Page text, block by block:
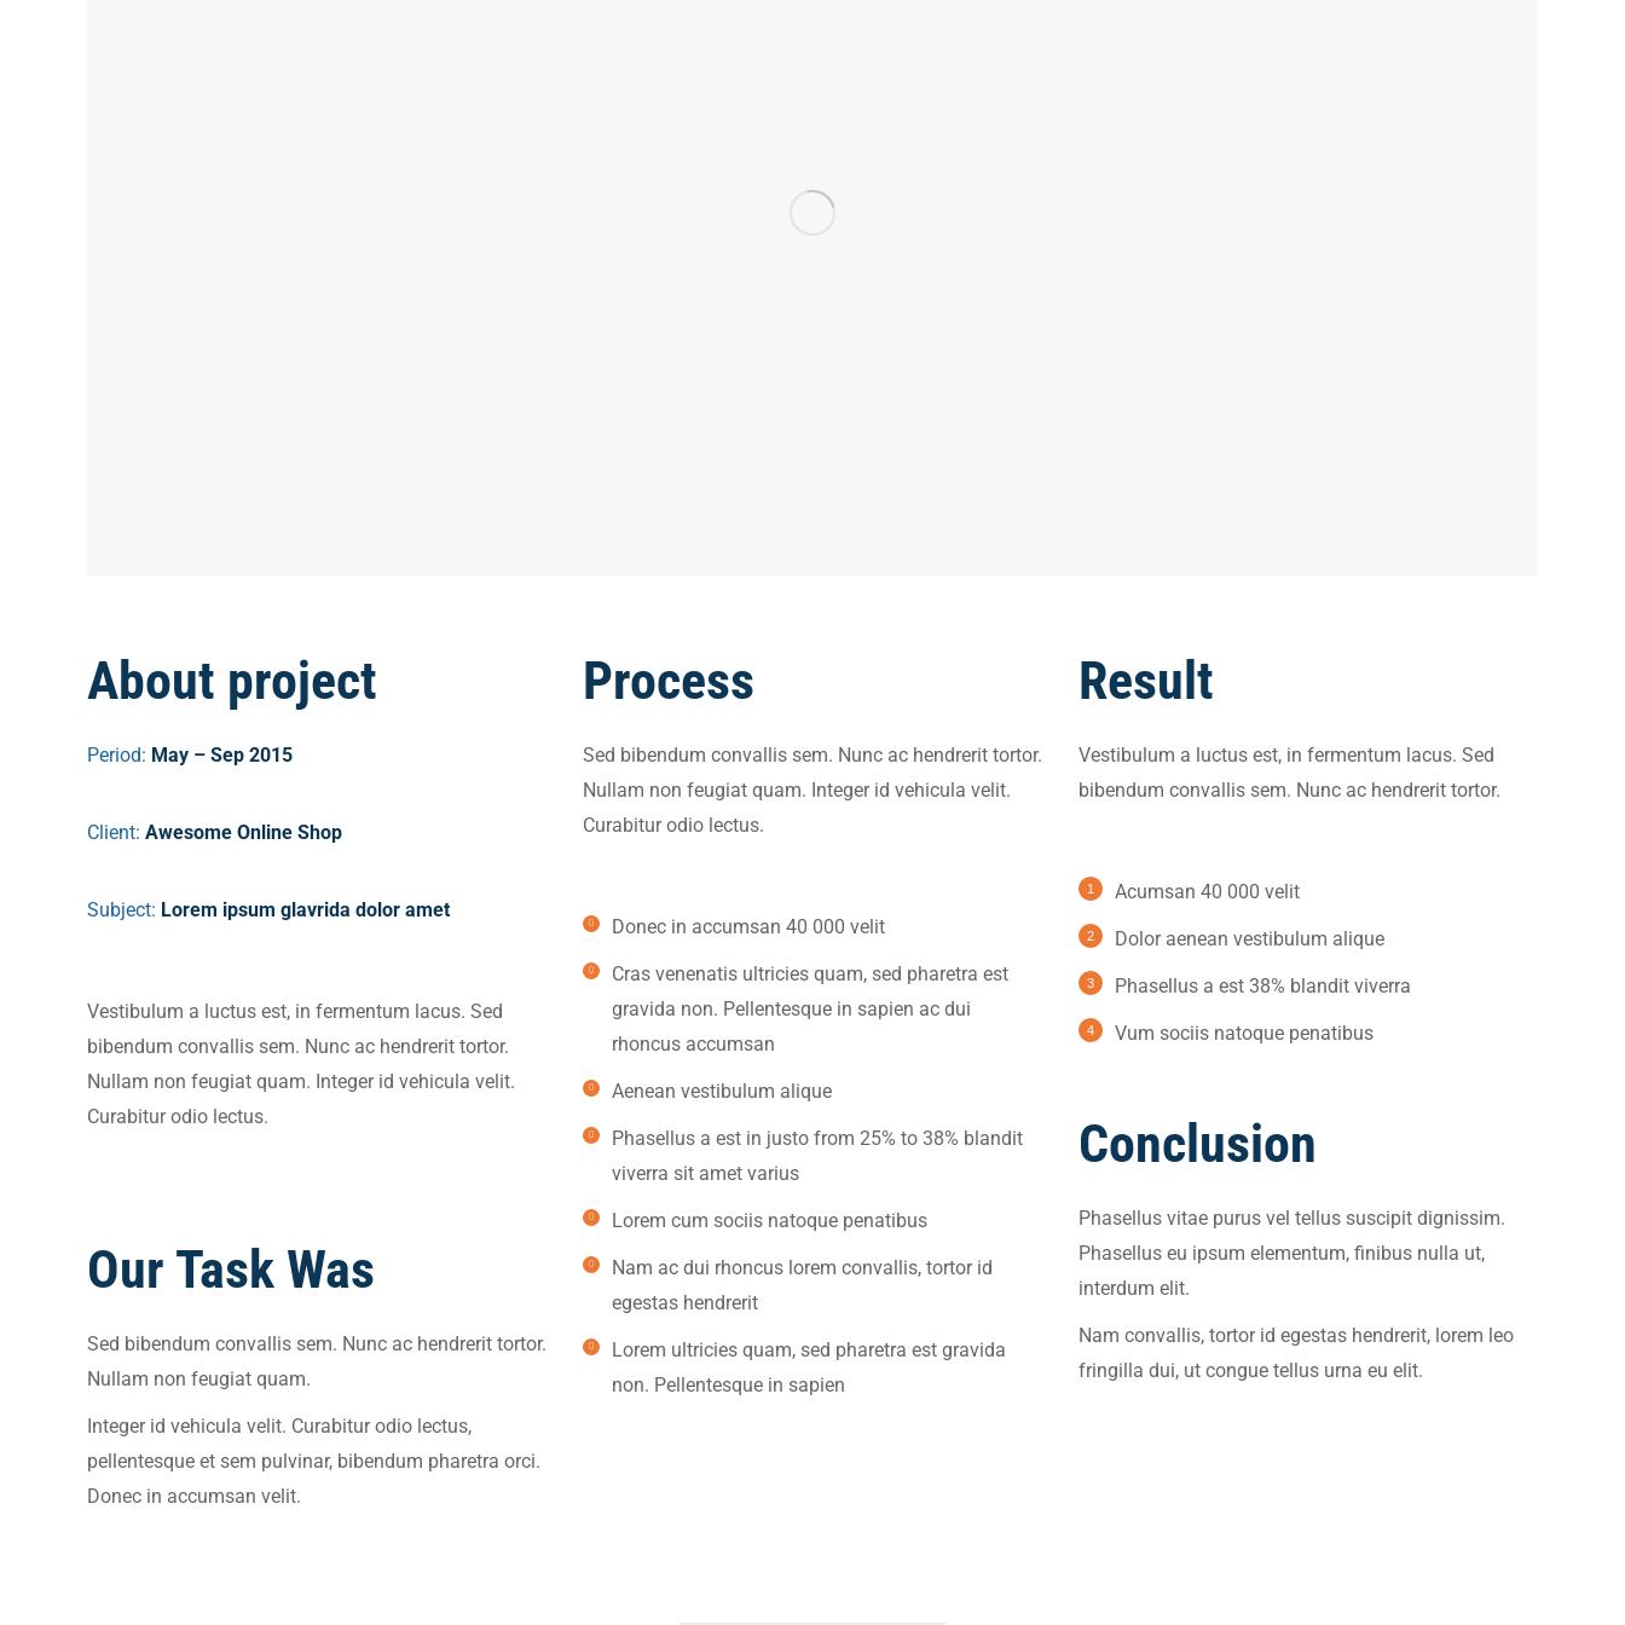
About project
Period: May – Sep 2015
Client: Awesome Online Shop
Subject: Lorem ipsum glavrida dolor amet
Vestibulum a luctus est, in fermentum lacus. Sed
bibendum convallis sem. Nunc ac hendrerit tortor.
Nullam non feugiat quam. Integer id vehicula velit.
Curabitur odio lectus.
Our Task Was
Sed bibendum convallis sem. Nunc ac hendrerit tortor.
Nullam non feugiat quam.
Integer id vehicula velit. Curabitur odio lectus,
pellentesque et sem pulvinar, bibendum pharetra orci.
Donec in accumsan velit.
Process
Sed bibendum convallis sem. Nunc ac hendrerit tortor.
Nullam non feugiat quam. Integer id vehicula velit.
Curabitur odio lectus.
Donec in accumsan 40 000 velit
Cras venenatis ultricies quam, sed pharetra est
gravida non. Pellentesque in sapien ac dui
rhoncus accumsan
Aenean vestibulum alique
Phasellus a est in justo from 25% to 38% blandit
viverra sit amet varius
Lorem cum sociis natoque penatibus
Nam ac dui rhoncus lorem convallis, tortor id
egestas hendrerit
Lorem ultricies quam, sed pharetra est gravida
non. Pellentesque in sapien
Result
Vestibulum a luctus est, in fermentum lacus. Sed
bibendum convallis sem. Nunc ac hendrerit tortor.
Acumsan 40 000 velit
Dolor aenean vestibulum alique
Phasellus a est 38% blandit viverra
Vum sociis natoque penatibus
Conclusion
Phasellus vitae purus vel tellus suscipit dignissim.
Phasellus eu ipsum elementum, finibus nulla ut,
interdum elit.
Nam convallis, tortor id egestas hendrerit, lorem leo
fringilla dui, ut congue tellus urna eu elit.